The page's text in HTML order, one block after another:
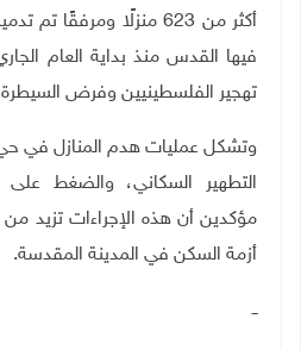
أكثر من 623 منزلًا ومرفقًا
فيها القدس منذ بداية العام
تهجير الفلسطينيين وفرض السيطرة
وتشكل عمليات هدم المنازل في حي
التطهير السكاني، والضغط على
مؤكدين أن هذه الإجراءات تزيد من
أزمة السكن في المدينة المقدسة.
ــ